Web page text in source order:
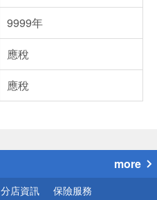
9999年
應稅
應稅
more
分店資訊 保險服務